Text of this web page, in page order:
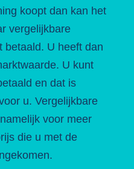
koopt dan kan het
vergelijkbare
betaald. U heeft dan
U kunt
en dat is
u. Vergelijkbare
voor meer
die u met de